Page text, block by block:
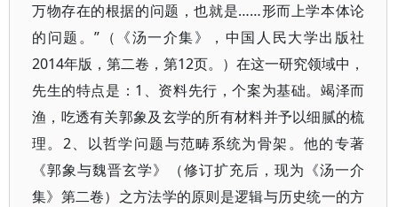
万物存在的根据的问题，也就是……形而上学本体论
的问题。”（《汤一介集》，中国人民大学出版社
2014年版，第二卷，第12页。）在这一研究领域中，
先生的特点是：1、资料先行，个案为基础。竭泽而
渔，吃透有关郭象及玄学的所有材料并予以细腻的梳
理。2、以哲学问题与范畴系统为骨架。他的专著
《郭象与魏晋玄学》（修订扩充后，现为《汤一介
集》第二卷）之方法学的原则是逻辑与历史统一的方